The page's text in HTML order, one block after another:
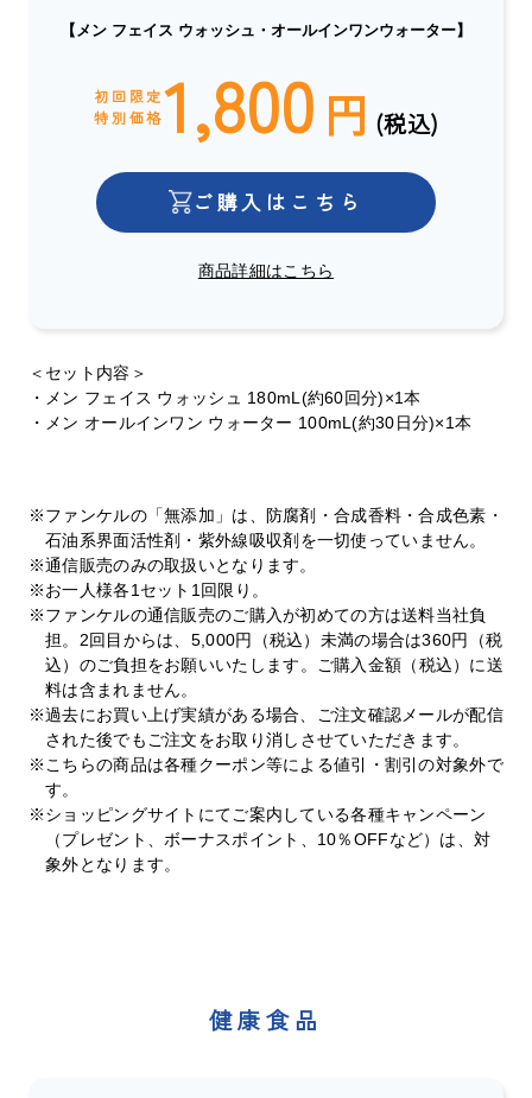
【メン フェイス ウォッシュ・オールインワンウォーター】
初回限定
特別価格1,800 円 (税込)
ご購入はこちら
商品詳細はこちら
＜セット内容＞
・メン フェイス ウォッシュ 180mL(約60回分)×1本
・メン オールインワン ウォーター 100mL(約30日分)×1本
※ファンケルの「無添加」は、防腐剤・合成香料・合成色素・
石油系界面活性剤・紫外線吸収剤を一切使っていません。
※通信販売のみの取扱いとなります。
※お一人様各1セット1回限り。
※ファンケルの通信販売のご購入が初めての方は送料当社負
担。2回目からは、5,000円（税込）未満の場合は360円（税
込）のご負担をお願いいたします。ご購入金額（税込）に送
料は含まれません。
※過去にお買い上げ実績がある場合、ご注文確認メールが配信
された後でもご注文をお取り消しさせていただきます。
※こちらの商品は各種クーポン等による値引・割引の対象外で
す。
※ショッピングサイトにてご案内している各種キャンペーン
（プレゼント、ボーナスポイント、10％OFFなど）は、対
象外となります。
健康食品